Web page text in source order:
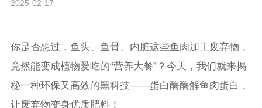
2025-02-17
你是否想过，鱼头、鱼骨、内脏这些鱼肉加工废弃物，
竟然能变成植物爱吃的“营养大餐”？今天，我们就来揭
秘一种环保又高效的黑科技——蛋白酶酶解鱼肉蛋白，
让废弃物变身优质肥料！